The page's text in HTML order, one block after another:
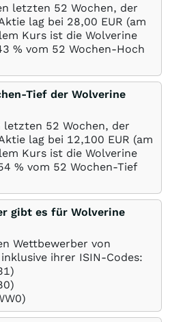
letzten 52 Wochen, der
lag bei 28,00 EUR (am
Kurs ist die Wolverine
% vom 52 Wochen-Hoch
Tief der Wolverine
52 Wochen, der
lag bei 12,100 EUR (am
Kurs ist die Wolverine
% vom 52 Wochen-Tief
gibt es für Wolverine
Wettbewerber von
ihrer ISIN-Codes: